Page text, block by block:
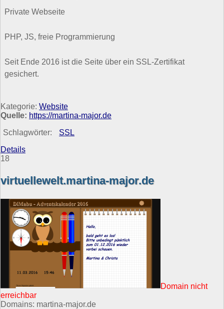
Private Webseite
PHP, JS, freie Programmierung
Seit Ende 2016 ist die Seite über ein SSL-Zertifikat
gesichert.
Kategorie: Website
Quelle: https://martina-major.de
Schlagwörter:
SSL
Details
18
virtuellewelt.martina-major.de
Domain nicht
erreichbar
Domains: martina-major.de